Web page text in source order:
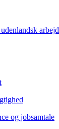
og jobsamtale